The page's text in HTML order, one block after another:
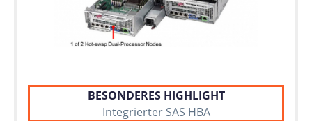
BESONDERES HIGHLIGHT
Integrierter SAS HBA